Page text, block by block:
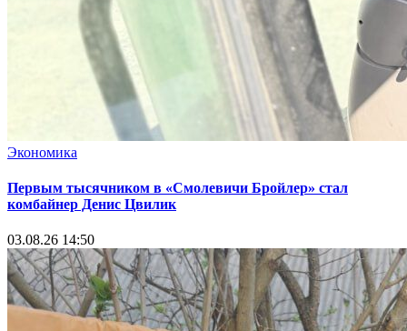
Экономика
Первым тысячником в «Смолевичи Бройлер» стал
комбайнер Денис Цвилик
03.08.26 14:50